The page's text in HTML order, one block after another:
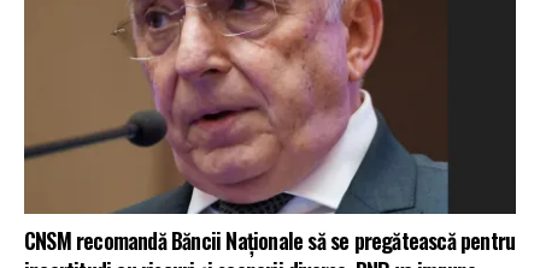
CNSM recomandă Băncii Naționale să se pregătească pentru